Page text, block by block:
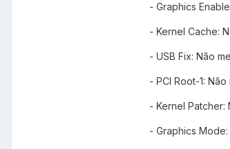
- Graphics
- Kernel Cache:
- USB Fix: Não
- PCI Root-1: Não
- Kernel Patcher:
- Graphics